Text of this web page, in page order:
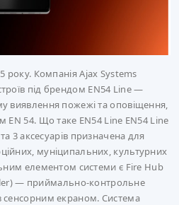
року. Компанія Ajax Systems
під брендом EN54 Line —
виявлення пожежі та оповіщення,
EN 54. Що таке EN54 Line EN54 Line
3 аксесуарів призначена для
муніципальних, культурних
елементом системи є Fire Hub
— приймально-контрольне
екраном. Система